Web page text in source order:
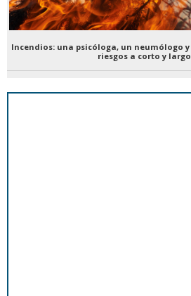
Incendios: una psicóloga, un neumólogo
riesgos a corto y